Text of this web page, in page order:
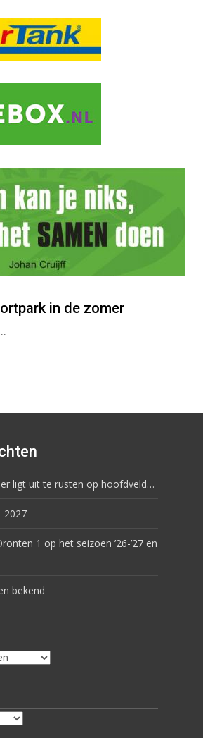
in de zomer
ligt uit te rusten op hoofdveld…
2027
1 op het seizoen ’26-’27 en
bekend